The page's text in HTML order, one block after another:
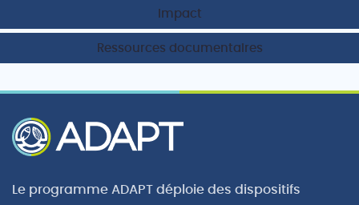
Impact
Ressources documentaires
Le programme ADAPT déploie des dispositifs